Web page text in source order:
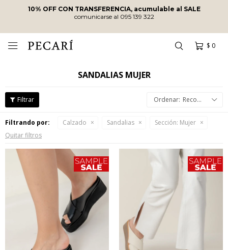
10% OFF CON TRANSFERENCIA, acumulable al SALE
comunicarse al 095 139 322
$ 0

SANDALIAS MUJER
Recomendados
Filtrando por: Calzado Sandalias Sección: Mujer
Quitar filtros